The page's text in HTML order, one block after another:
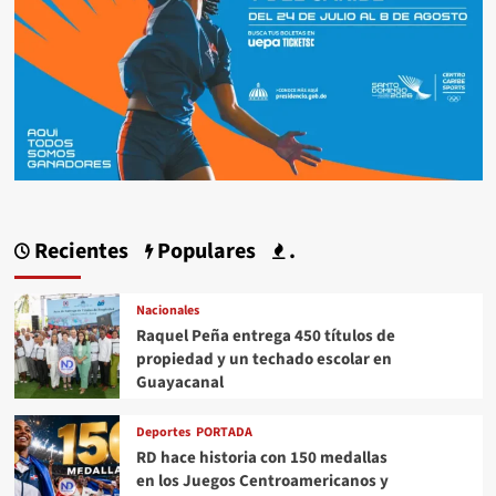
Recientes Populares .
Nacionales
Raquel Peña entrega 450 títulos de
propiedad y un techado escolar en
Guayacanal
Deportes PORTADA
RD hace historia con 150 medallas
en los Juegos Centroamericanos y